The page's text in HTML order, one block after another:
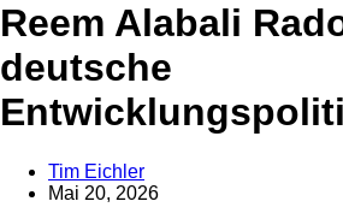
Reem Alabali
deutsche
Tim Eichler
Mai 20, 2026